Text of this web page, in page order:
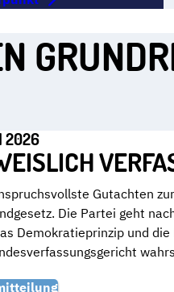
2026
Gutachten
Die Partei geht
Demokratieprinzip und